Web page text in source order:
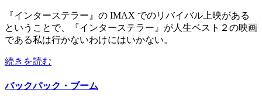
『インターステラー』の IMAX でのリバイバル上映がある
ということで、『インターステラー』が人生ベスト２の映画
である私は行かないわけにはいかない。
続きを読む
バックパック・ブーム